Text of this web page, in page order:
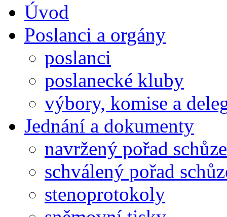
Úvod
Poslanci a orgány
poslanci
poslanecké kluby
výbory, komise a
Jednání a dokumenty
navržený pořad schůze
schválený pořad
stenoprotokoly